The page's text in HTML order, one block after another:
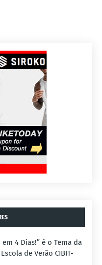
4 Dias!” é o Tema da
de Verão CIBIT-